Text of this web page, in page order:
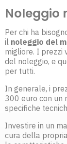
Noleggio
Per chi ha
il noleggio del
migliore. I prezzi
del noleggio, e
per tutti.
In generale, i
300 euro con un
specifiche
Investire in un
cura della